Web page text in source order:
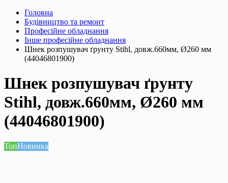
Головна
Будівництво та ремонт
Професійне обладнання
Інше професійне обладнання
Шнек розпушувач ґрунту Stihl, довж.660мм, Ø260 мм
(44046801900)
Шнек розпушувач ґрунту
Stihl, довж.660мм, Ø260 мм
(44046801900)
ТопНовинка